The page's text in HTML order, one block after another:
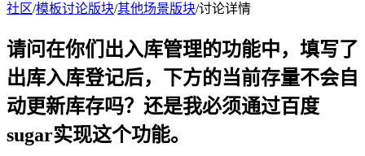
社区/模板讨论版块/其他场景版块/讨论详情
请问在你们出入库管理的功能中，填写了
出库入库登记后，下方的当前存量不会自
动更新库存吗？还是我必须通过百度
sugar实现这个功能。